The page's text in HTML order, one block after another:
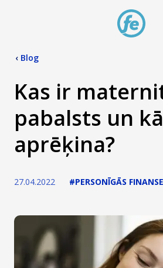
‹ Blog
Kas ir
pabalsts un
aprēķina?
27.04.2022 #PERSONĪGĀS